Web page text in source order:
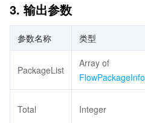
3. 输出参数
参数名称 类型
PackageList
Array of
FlowPackageInfo
Total Integer